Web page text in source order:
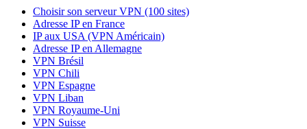
Choisir son serveur VPN (100 sites)
Adresse IP en France
IP aux USA (VPN Américain)
Adresse IP en Allemagne
VPN Brésil
VPN Chili
VPN Espagne
VPN Liban
VPN Royaume-Uni
VPN Suisse